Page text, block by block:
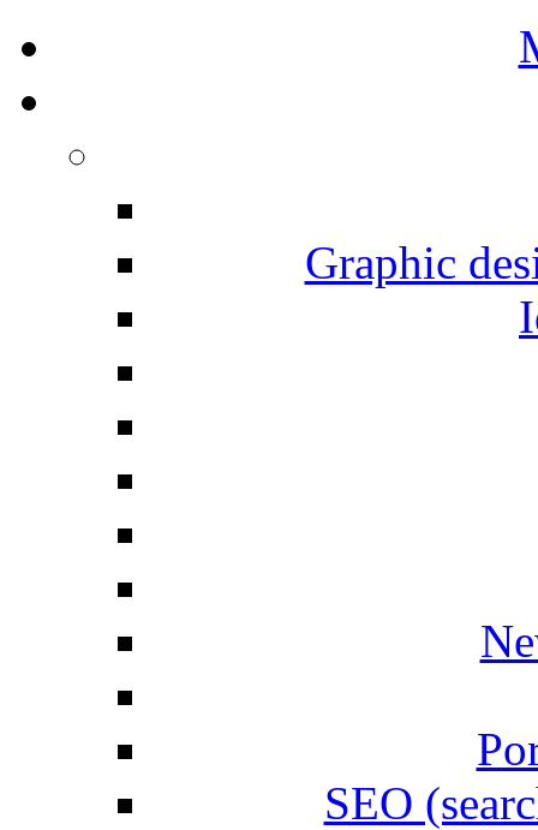
Graphic
SEO